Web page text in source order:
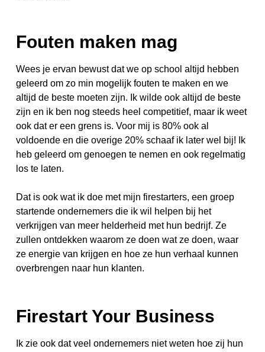
Fouten maken mag
Wees je ervan bewust dat we op school altijd hebben
geleerd om zo min mogelijk fouten te maken en we
altijd de beste moeten zijn. Ik wilde ook altijd de beste
zijn en ik ben nog steeds heel competitief, maar ik weet
ook dat er een grens is. Voor mij is 80% ook al
voldoende en die overige 20% schaaf ik later wel bij! Ik
heb geleerd om genoegen te nemen en ook regelmatig
los te laten.
Dat is ook wat ik doe met mijn firestarters, een groep
startende ondernemers die ik wil helpen bij het
verkrijgen van meer helderheid met hun bedrijf. Ze
zullen ontdekken waarom ze doen wat ze doen, waar
ze energie van krijgen en hoe ze hun verhaal kunnen
overbrengen naar hun klanten.
Firestart Your Business
Ik zie ook dat veel ondernemers niet weten hoe zij hun